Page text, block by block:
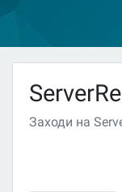
Заходи на